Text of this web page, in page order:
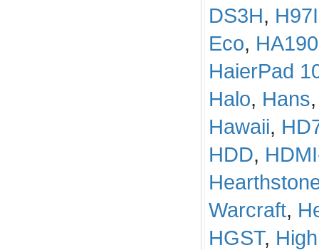
DS3H,
Eco, HA190
HaierPad
Halo, Hans
Hawaii,
HDD,
Warcraft,
HGST,